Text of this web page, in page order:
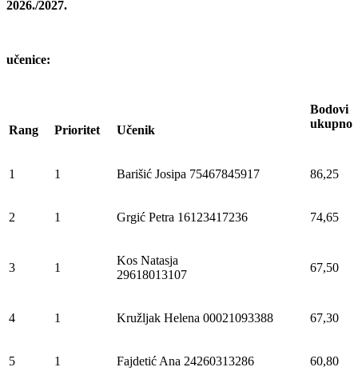
2026./2027.
učenice:
Rang Prioritet Učenik
Bodovi
ukupno
1 1 Barišić Josipa 75467845917 86,25
2 1 Grgić Petra 16123417236 74,65
3 1
Kos Natasja
29618013107
67,50
4 1 Kružljak Helena 00021093388 67,30
5 1 Fajdetić Ana 24260313286 60,80